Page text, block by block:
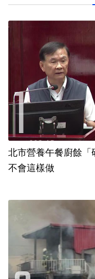
北市營養午餐廚餘「
不會這樣做